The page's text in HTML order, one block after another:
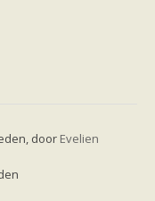
door Evelien